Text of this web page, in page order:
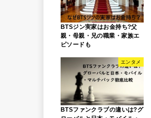
BTSジン実家はお金持ち?父
親・母親・兄の職業・家族エ
ピソードも
エンタメ
BTSファンクラブの違いは?グ